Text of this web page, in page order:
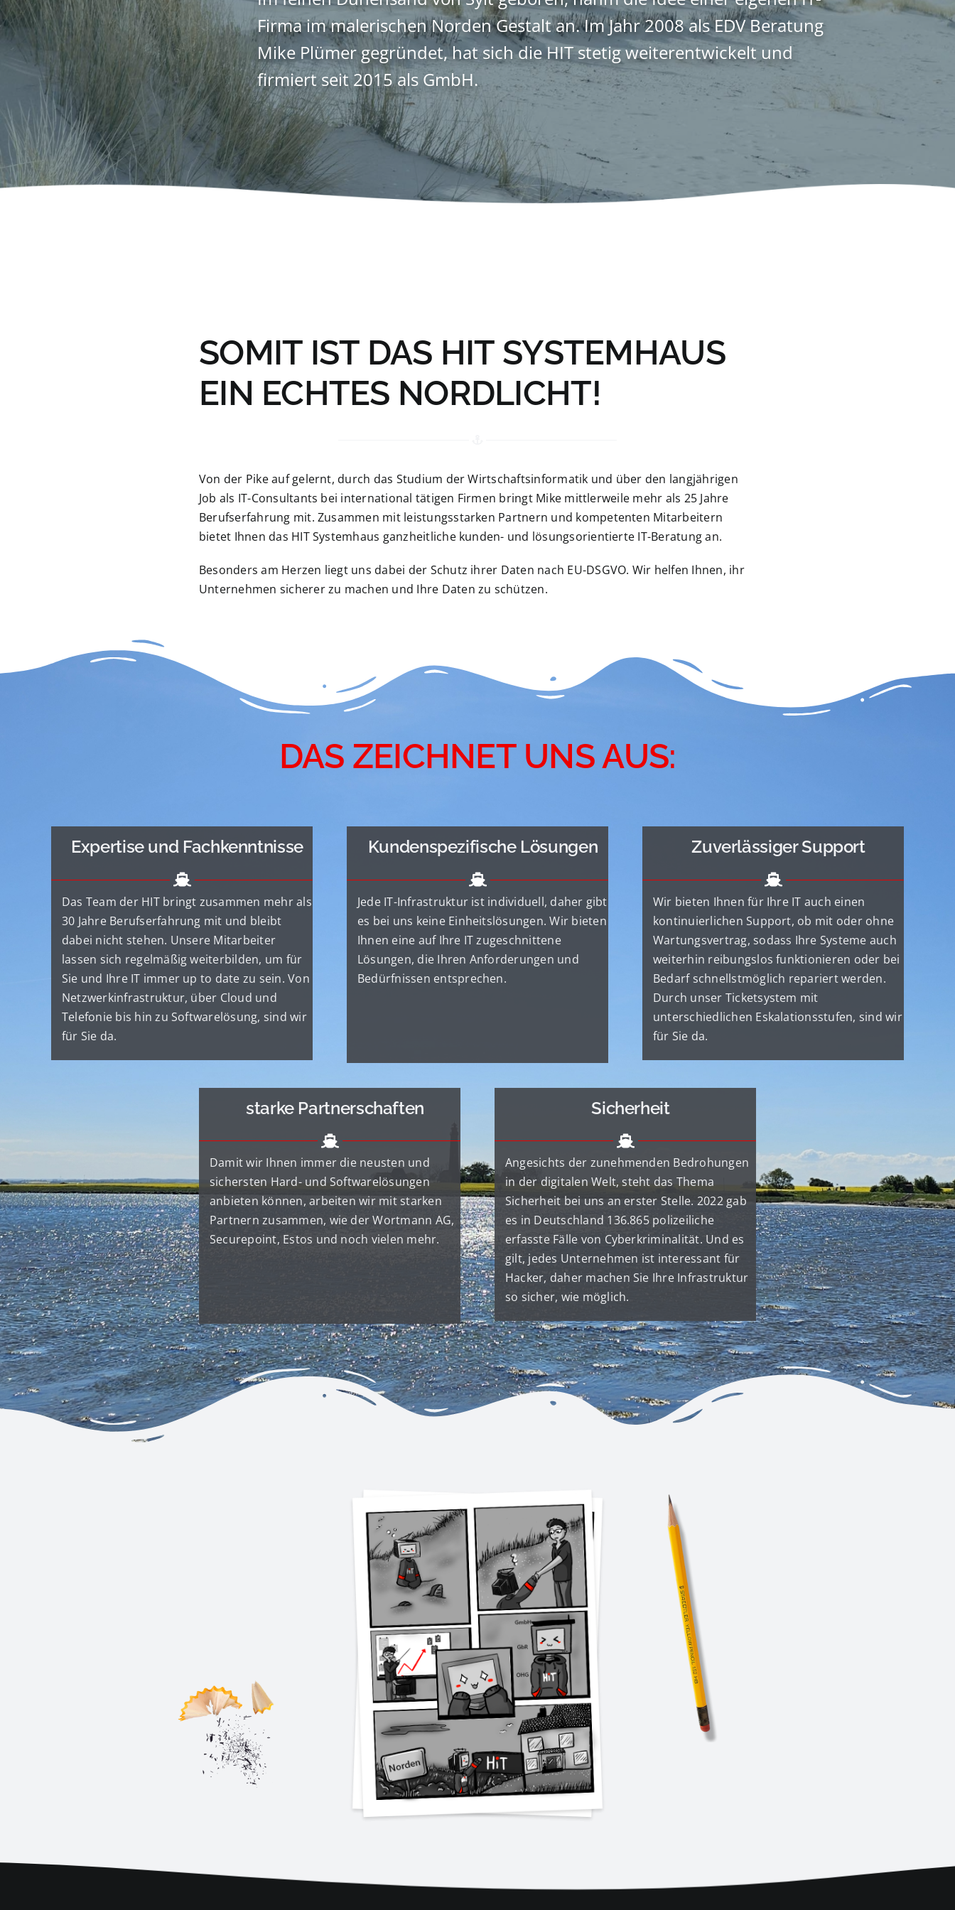
Firma im malerischen Norden Gestalt an. Im Jahr 2008 als EDV Beratung
Mike Plümer gegründet, hat sich die HIT stetig weiterentwickelt und
firmiert seit 2015 als GmbH.
SOMIT IST DAS HIT SYSTEMHAUS
EIN ECHTES NORDLICHT!
Von der Pike auf gelernt, durch das Studium der Wirtschaftsinformatik und über den langjährigen
Job als IT-Consultants bei international tätigen Firmen bringt Mike mittlerweile mehr als 25 Jahre
Berufserfahrung mit. Zusammen mit leistungsstarken Partnern und kompetenten Mitarbeitern
bietet Ihnen das HIT Systemhaus ganzheitliche kunden- und lösungsorientierte IT-Beratung an.
Besonders am Herzen liegt uns dabei der Schutz ihrer Daten nach EU-DSGVO. Wir helfen Ihnen, ihr
Unternehmen sicherer zu machen und Ihre Daten zu schützen.
DAS ZEICHNET UNS AUS:
Expertise und Fachkenntnisse
Das Team der HIT bringt zusammen mehr als
30 Jahre Berufserfahrung mit und bleibt
dabei nicht stehen. Unsere Mitarbeiter
lassen sich regelmäßig weiterbilden, um für
Sie und Ihre IT immer up to date zu sein. Von
Netzwerkinfrastruktur, über Cloud und
Telefonie bis hin zu Softwarelösung, sind wir
für Sie da.
Kundenspezifische Lösungen
Jede IT-Infrastruktur ist individuell, daher gibt
es bei uns keine Einheitslösungen. Wir bieten
Ihnen eine auf Ihre IT zugeschnittene
Lösungen, die Ihren Anforderungen und
Bedürfnissen entsprechen.
Zuverlässiger Support
Wir bieten Ihnen für Ihre IT auch einen
kontinuierlichen Support, ob mit oder ohne
Wartungsvertrag, sodass Ihre Systeme auch
weiterhin reibungslos funktionieren oder bei
Bedarf schnellstmöglich repariert werden.
Durch unser Ticketsystem mit
unterschiedlichen Eskalationsstufen, sind wir
für Sie da.
starke Partnerschaften
Damit wir Ihnen immer die neusten und
sichersten Hard- und Softwarelösungen
anbieten können, arbeiten wir mit starken
Partnern zusammen, wie der Wortmann AG,
Securepoint, Estos und noch vielen mehr.
Sicherheit
Angesichts der zunehmenden Bedrohungen
in der digitalen Welt, steht das Thema
Sicherheit bei uns an erster Stelle. 2022 gab
es in Deutschland 136.865 polizeiliche
erfasste Fälle von Cyberkriminalität. Und es
gilt, jedes Unternehmen ist interessant für
Hacker, daher machen Sie Ihre Infrastruktur
so sicher, wie möglich.